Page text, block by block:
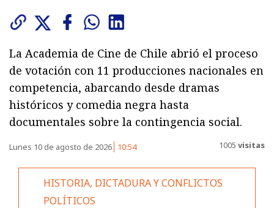
La Academia de Cine de Chile abrió el proceso
de votación con 11 producciones nacionales en
competencia, abarcando desde dramas
históricos y comedia negra hasta
documentales sobre la contingencia social.
Lunes 10 de agosto de 2026 10:54 1005 visitas
HISTORIA, DICTADURA Y CONFLICTOS
POLÍTICOS